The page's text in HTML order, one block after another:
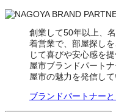
創業して50年以上、
着営業で、部屋探し
じて喜びや安心感を
屋市ブランドパート
屋市の魅力を発信し
ブランドパートナー